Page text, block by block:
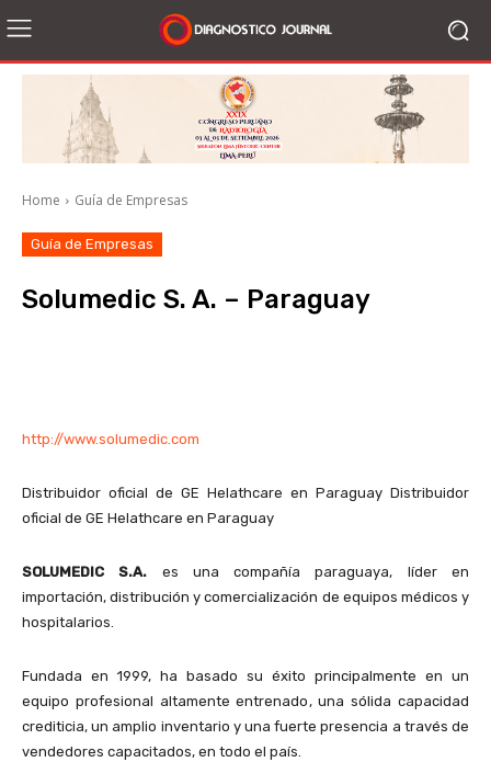
Home Guía de Empresas
Guía de Empresas
Solumedic S. A. – Paraguay
http://www.solumedic.com
Distribuidor oficial de GE Helathcare en Paraguay Distribuidor
oficial de GE Helathcare en Paraguay
SOLUMEDIC S.A. es una compañía paraguaya, líder en
importación, distribución y comercialización de equipos médicos y
hospitalarios.
Fundada en 1999, ha basado su éxito principalmente en un
equipo profesional altamente entrenado, una sólida capacidad
crediticia, un amplio inventario y una fuerte presencia a través de
vendedores capacitados, en todo el país.